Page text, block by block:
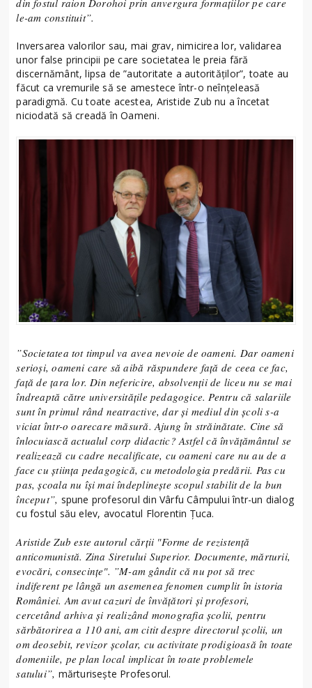
din fostul raion Dorohoi prin anvergura formațiilor pe care
le-am constituit”.
Inversarea valorilor sau, mai grav, nimicirea lor, validarea
unor false principii pe care societatea le preia fără
discernământ, lipsa de ”autoritate a autorităților”, toate au
făcut ca vremurile să se amestece într-o neînțeleasă
paradigmă. Cu toate acestea, Aristide Zub nu a încetat
niciodată să creadă în Oameni.
”Societatea tot timpul va avea nevoie de oameni. Dar oameni
serioși, oameni care să aibă răspundere față de ceea ce fac,
față de țara lor. Din nefericire, absolvenții de liceu nu se mai
îndreaptă către universitățile pedagogice. Pentru că salariile
sunt în primul rând neatractive, dar și mediul din școli s-a
viciat într-o oarecare măsură. Ajung în străinătate. Cine să
înlocuiască actualul corp didactic? Astfel că învățământul se
realizează cu cadre necalificate, cu oameni care nu au de a
face cu știința pedagogică, cu metodologia predării. Pas cu
pas, școala nu își mai îndeplinește scopul stabilit de la bun
început”, spune profesorul din Vârfu Câmpului într-un dialog
cu fostul său elev, avocatul Florentin Țuca.
Aristide Zub este autorul cărții "Forme de rezistenţă
anticomunistă. Zina Siretului Superior. Documente, mărturii,
evocări, consecinţe". ”M-am gândit că nu pot să trec
indiferent pe lângă un asemenea fenomen cumplit în istoria
României. Am avut cazuri de învăţători şi profesori,
cercetând arhiva şi realizând monografia şcolii, pentru
sărbătorirea a 110 ani, am citit despre directorul şcolii, un
om deosebit, revizor şcolar, cu activitate prodigioasă în toate
domeniile, pe plan local implicat în toate problemele
satului”, mărturisește Profesorul.